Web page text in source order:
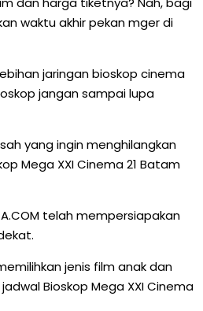
waktu akhir pekan mger di
jaringan bioskop cinema
jangan sampai lupa
yang ingin menghilangkan
Mega XXI Cinema 21 Batam
telah mempersiapakan
jenis film anak dan
Bioskop Mega XXI Cinema